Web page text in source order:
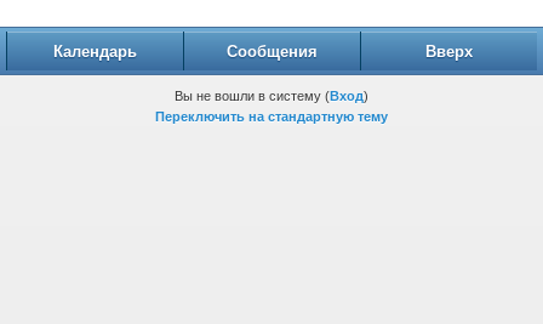
Календарь Сообщения Вверх
Вы не вошли в систему (Вход)
Переключить на стандартную тему